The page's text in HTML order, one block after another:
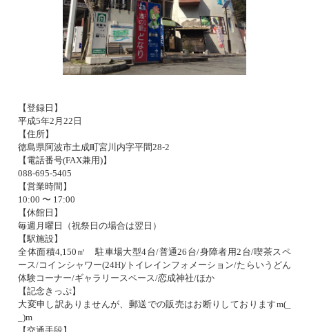
【登録日】
平成5年2月22日
【住所】
徳島県阿波市土成町宮川内字平間28-2
【電話番号(FAX兼用)】
088-695-5405
【営業時間】
10:00 〜 17:00
【休館日】
毎週月曜日（祝祭日の場合は翌日）
【駅施設】
全体面積4,150㎡ 駐車場大型4台/普通26台/身障者用2台/喫茶スペ
ース/コインシャワー(24H)/トイレインフォメーション/たらいうどん
体験コーナー/ギャラリースペース/恋成神社/ほか
【記念きっぷ】
大変申し訳ありませんが、郵送での販売はお断りしておりますm(_
_)m